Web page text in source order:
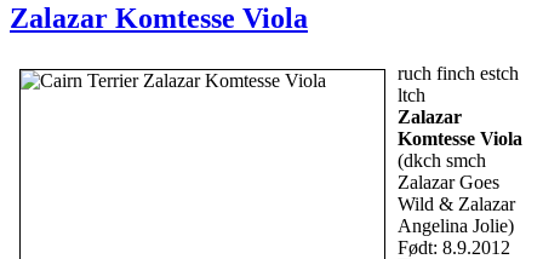
Zalazar Komtesse Viola
ruch finch estch
ltch
Zalazar
Komtesse Viola
(dkch smch
Zalazar Goes
Wild & Zalazar
Angelina Jolie)
Født: 8.9.2012